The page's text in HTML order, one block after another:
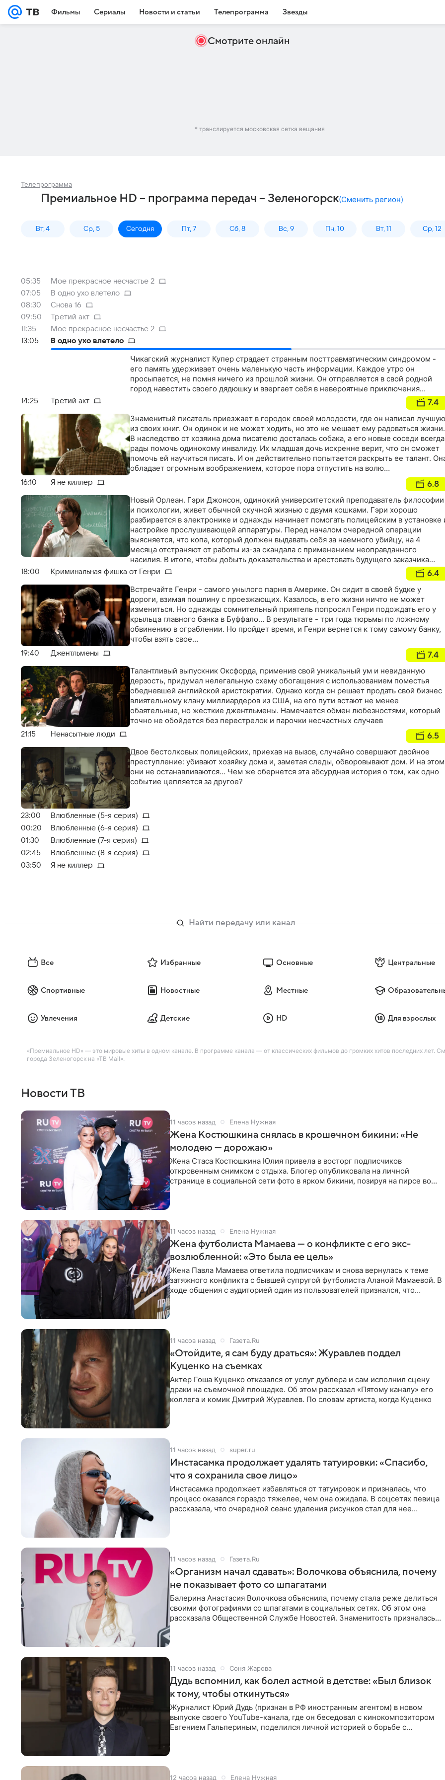
Фильмы Сериалы Новости и статьи Телепрограмма Звезды
Смотрите онлайн
* транслируется московская сетка вещания
Телепрограмма
Премиальное HD – программа передач – Зеленогорск(Сменить регион)
Вт, 4 Ср, 5 Сегодня Пт, 7 Сб, 8 Вс, 9 Пн, 10 Вт, 11 Ср, 12
05:35
Мое прекрасное несчастье 2
07:05
В одно ухо влетело
08:30
Снова 16
09:50
Третий акт
11:35
Мое прекрасное несчастье 2
13:05
В одно ухо влетело
Чикагский журналист Купер страдает странным посттравматическим синдромом -
его память удерживает очень маленькую часть информации. Каждое утро он
просыпается, не помня ничего из прошлой жизни. Он отправляется в свой родной
город навестить своего дядюшку и ввергает себя в невероятные приключения…
14:25 Третий акт 7.4
Знаменитый писатель приезжает в городок своей молодости, где он написал лучшую
из своих книг. Он одинок и не может ходить, но это не мешает ему радоваться жизни.
В наследство от хозяина дома писателю досталась собака, а его новые соседи всегда
рады помочь одинокому инвалиду. Их младшая дочь искренне верит, что он сможет
помочь ей научиться писать. И он действительно попытается раскрыть ее талант.
обладает огромным воображением, которое пора отпустить на волю…
16:10 Я не киллер 6.8
Новый Орлеан. Гэри Джонсон, одинокий университетский преподаватель философии
и психологии, живет обычной скучной жизнью с двумя кошками. Гэри хорошо
разбирается в электронике и однажды начинает помогать полицейским в установке
настройке прослушивающей аппаратуры. Перед началом очередной операции
выясняется, что копа, который должен выдавать себя за наемного убийцу, на 4
месяца отстраняют от работы из-за скандала с применением неоправданного
насилия. В итоге, чтобы добыть доказательства и арестовать будущего заказчика
убийства, Гэри приходится самому сыграть роль киллера…
18:00 Криминальная фишка от Генри 6.4
Встречайте Генри - самого унылого парня в Америке. Он сидит в своей будке у
дороги, взимая пошлину с проезжающих. Казалось, в его жизни ничто не может
измениться. Но однажды сомнительный приятель попросил Генри подождать его у
крыльца главного банка в Буффало… В результате - три года тюрьмы по ложному
обвинению в ограблении. Но пройдет время, и Генри вернется к тому самому банку,
чтобы взять свое…
19:40 Джентльмены 7.4
Талантливый выпускник Оксфорда, применив свой уникальный ум и невиданную
дерзость, придумал нелегальную схему обогащения с использованием поместья
обедневшей английской аристократии. Однако когда он решает продать свой бизнес
влиятельному клану миллиардеров из США, на его пути встают не менее
обаятельные, но жесткие джентльмены. Намечается обмен любезностями, который
точно не обойдется без перестрелок и парочки несчастных случаев
21:15 Ненасытные люди 6.5
Двое бестолковых полицейских, приехав на вызов, случайно совершают двойное
преступление: убивают хозяйку дома и, заметая следы, обворовывают дом. И на этом
они не останавливаются… Чем же обернется эта абсурдная история о том, как одно
событие цепляется за другое?
23:00
Влюбленные (5-я серия)
00:20
Влюбленные (6-я серия)
01:30
Влюбленные (7-я серия)
02:45
Влюбленные (8-я серия)
03:50
Я не киллер
Все Избранные Основные Центральные
Спортивные Новостные Местные
Увлечения Детские HD Для взрослых
«Премиальное HD» — это мировые хиты в одном канале. В программе канала — от классических фильмов до громких хитов последних лет.
города Зеленогорск на «ТВ Mail».
Новости ТВ
11 часов назад Елена Нужная
Жена Костюшкина снялась в крошечном бикини: «Не
молодею — дорожаю»
Жена Стаса Костюшкина Юлия привела в восторг подписчиков
откровенным снимком с отдыха. Блогер опубликовала на личной
странице в социальной сети фото в ярком бикини, позируя на пирсе во
11 часов назад Елена Нужная
Жена футболиста Мамаева — о конфликте с его экс-
возлюбленной: «Это была ее цель»
Жена Павла Мамаева ответила подписчикам и снова вернулась к теме
затяжного конфликта с бывшей супругой футболиста Аланой Мамаевой. В
ходе общения с аудиторией один из пользователей признался, что
11 часов назад Газета.Ru
«Отойдите, я сам буду драться»: Журавлев поддел
Куценко на съемках
Актер Гоша Куценко отказался от услуг дублера и сам исполнил сцену
драки на съемочной площадке. Об этом рассказал «Пятому каналу» его
коллега и комик Дмитрий Журавлев. По словам артиста, когда Куценко
11 часов назад super.ru
Инстасамка продолжает удалять татуировки: «Спасибо,
что я сохранила свое лицо»
Инстасамка продолжает избавляться от татуировок и призналась, что
процесс оказался гораздо тяжелее, чем она ожидала. В соцсетях певица
рассказала, что очередной сеанс удаления рисунков стал для нее
11 часов назад Газета.Ru
«Организм начал сдавать»: Волочкова объяснила, почему
не показывает фото со шпагатами
Балерина Анастасия Волочкова объяснила, почему стала реже делиться
своими фотографиями со шпагатами в социальных сетях. Об этом она
рассказала Общественной Службе Новостей. Знаменитость призналась,
11 часов назад Соня Жарова
Дудь вспомнил, как болел астмой в детстве: «Был близок
к тому, чтобы откинуться»
Журналист Юрий Дудь (признан в РФ иностранным агентом) в новом
выпуске своего YouTube-канала, где он беседовал с кинокомпозитором
Евгением Гальпериным, поделился личной историей о борьбе с
12 часов назад Елена Нужная